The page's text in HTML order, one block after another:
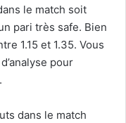
le match soit
pari très safe. Bien
1.15 et 1.35. Vous
pour
.
dans le match